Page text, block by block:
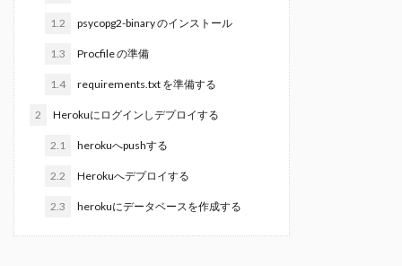
1.2 psycopg2-binary のインストール
1.3 Procfile の準備
1.4 requirements.txt を準備する
2 Herokuにログインしデプロイする
2.1 herokuへpushする
2.2 Herokuへデプロイする
2.3 herokuにデータベースを作成する